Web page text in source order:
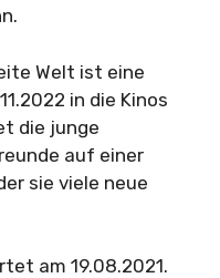
Welt ist eine
in die Kinos
die junge
auf einer
sie viele neue
am 19.08.2021.